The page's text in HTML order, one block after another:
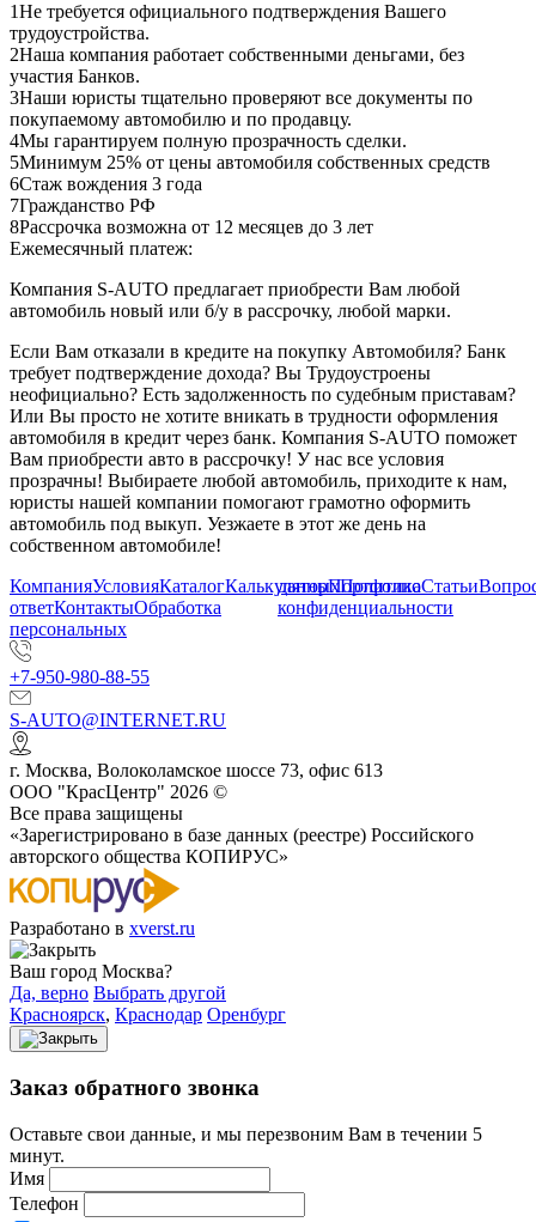
1Не требуется официального подтверждения Вашего
трудоустройства.
2Наша компания работает собственными деньгами, без
участия Банков.
3Наши юристы тщательно проверяют все документы по
покупаемому автомобилю и по продавцу.
4Мы гарантируем полную прозрачность сделки.
5Минимум 25% от цены автомобиля собственных средств
6Стаж вождения 3 года
7Гражданство РФ
8Рассрочка возможна от 12 месяцев до 3 лет
Ежемесячный платеж:
Компания S-AUTO предлагает приобрести Вам любой
автомобиль новый или б/у в рассрочку, любой марки.
Если Вам отказали в кредите на покупку Автомобиля? Банк
требует подтверждение дохода? Вы Трудоустроены
неофициально? Есть задолженность по судебным приставам?
Или Вы просто не хотите вникать в трудности оформления
автомобиля в кредит через банк. Компания S-AUTO поможет
Вам приобрести авто в рассрочку! У нас все условия
прозрачны! Выбираете любой автомобиль, приходите к нам,
юристы нашей компании помогают грамотно оформить
автомобиль под выкуп. Уезжаете в этот же день на
собственном автомобиле!
КомпанияУсловияКаталогКалькуляторПортфолиоСтатьи
ответКонтактыОбработка
персональных
данныхПолитика
конфиденциальности
+7-950-980-88-55
S-AUTO@INTERNET.RU
г. Москва, Волоколамское шоссе 73, офис 613
ООО "КрасЦентр" 2026 ©
Все права защищены
«Зарегистрировано в базе данных (реестре) Российского
авторского общества КОПИРУС»
Разработано в xverst.ru
Ваш город Москва?
Да, верно Выбрать другой
Красноярск, Краснодар Оренбург
Заказ обратного звонка
Оставьте свои данные, и мы перезвоним Вам в течении 5
минут.
Имя
Телефон